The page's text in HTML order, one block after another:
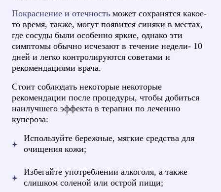
Покраснение и отечность может сохранятся какое-
то время, также, могут появится синяки в местах,
где сосуды были особенно яркие, однако эти
симптомы обычно исчезают в течение недели- 10
дней и легко контролируются советами и
рекомендациями врача.
Стоит соблюдать некоторые некоторые
рекомендации после процедуры, чтобы добиться
наилучшего эффекта в терапии по лечению
купероза:
Используйте бережные, мягкие средства для
очищения кожи;
Избегайте употреблении алкоголя, а также
слишком соленой или острой пищи;